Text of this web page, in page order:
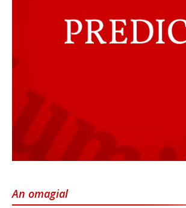
An omagial